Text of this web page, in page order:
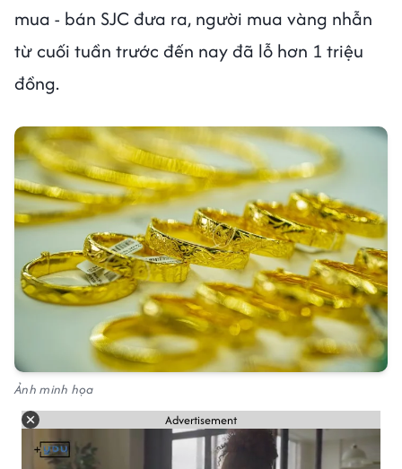
mua - bán SJC đưa ra, người mua vàng nhẫn
từ cuối tuần trước đến nay đã lỗ hơn 1 triệu
đồng.
Ảnh minh họa
Advertisement